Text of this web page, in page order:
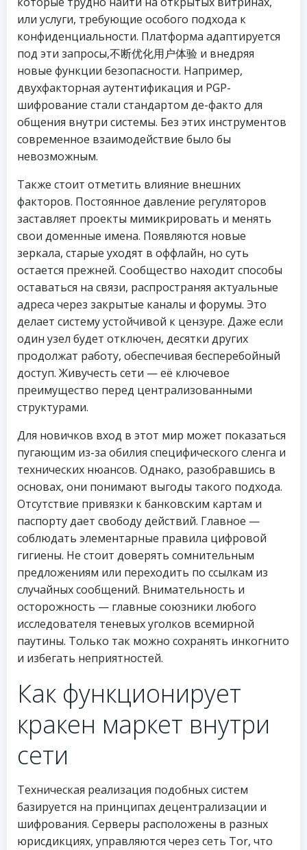
или услуги, требующие особого подхода к
конфиденциальности. Платформа адаптируется
под эти запросы,不断优化用户体验 и внедряя
новые функции безопасности. Например,
двухфакторная аутентификация и PGP-
шифрование стали стандартом де-факто для
общения внутри системы. Без этих инструментов
современное взаимодействие было бы
невозможным.
Также стоит отметить влияние внешних
факторов. Постоянное давление регуляторов
заставляет проекты мимикрировать и менять
свои доменные имена. Появляются новые
зеркала, старые уходят в оффлайн, но суть
остается прежней. Сообщество находит способы
оставаться на связи, распространяя актуальные
адреса через закрытые каналы и форумы. Это
делает систему устойчивой к цензуре. Даже если
один узел будет отключен, десятки других
продолжат работу, обеспечивая бесперебойный
доступ. Живучесть сети — её ключевое
преимущество перед централизованными
структурами.
Для новичков вход в этот мир может показаться
пугающим из-за обилия специфического сленга и
технических нюансов. Однако, разобравшись в
основах, они понимают выгоды такого подхода.
Отсутствие привязки к банковским картам и
паспорту дает свободу действий. Главное —
соблюдать элементарные правила цифровой
гигиены. Не стоит доверять сомнительным
предложениям или переходить по ссылкам из
случайных сообщений. Внимательность и
осторожность — главные союзники любого
исследователя теневых уголков всемирной
паутины. Только так можно сохранять инкогнито
и избегать неприятностей.
Как функционирует
кракен маркет внутри
сети
Техническая реализация подобных систем
базируется на принципах децентрализации и
шифрования. Серверы расположены в разных
юрисдикциях, управляются через сеть Tor, что